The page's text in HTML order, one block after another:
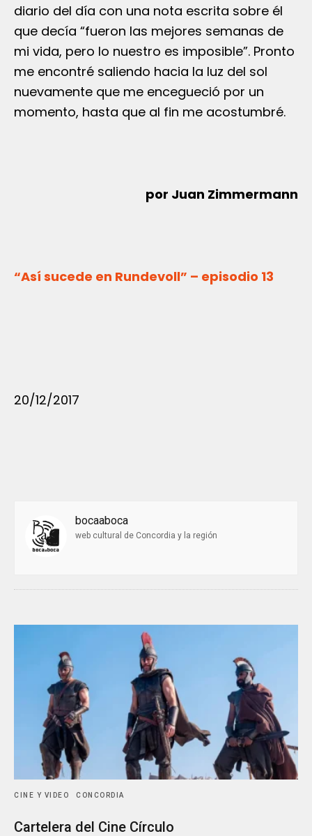
diario del día con una nota escrita sobre él
que decía “fueron las mejores semanas de
mi vida, pero lo nuestro es imposible”. Pronto
me encontré saliendo hacia la luz del sol
nuevamente que me encegueció por un
momento, hasta que al fin me acostumbré.
por Juan Zimmermann
“Así sucede en Rundevoll” – episodio 13
20/12/2017
bocaaboca
web cultural de Concordia y la región
CINE Y VIDEO CONCORDIA
Cartelera del Cine Círculo